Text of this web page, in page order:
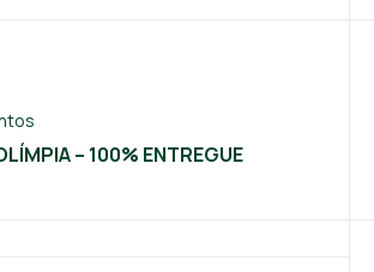
– 100% ENTREGUE